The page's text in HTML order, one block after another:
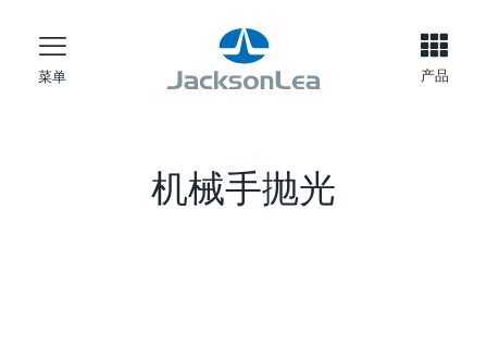
菜单 产品
机械手抛光